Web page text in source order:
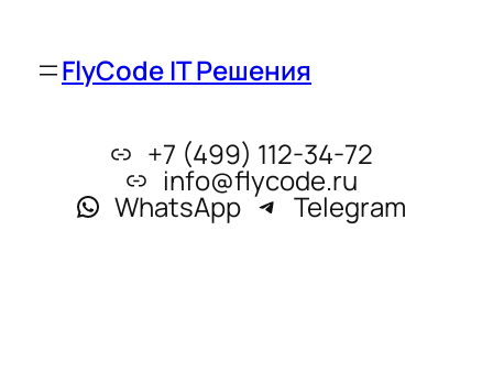
FlyCode IT Решения
+7 (499) 112-34-72
info@flycode.ru
WhatsApp Telegram